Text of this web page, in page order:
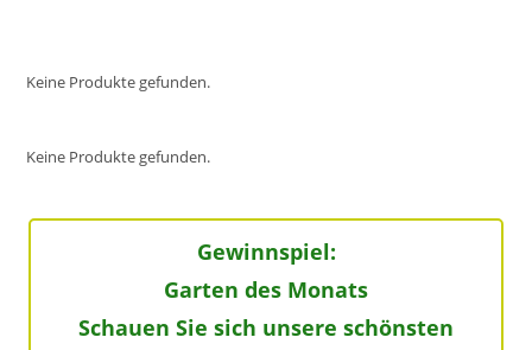
Keine Produkte gefunden.
Keine Produkte gefunden.
Gewinnspiel:
Garten des Monats
Schauen Sie sich unsere schönsten